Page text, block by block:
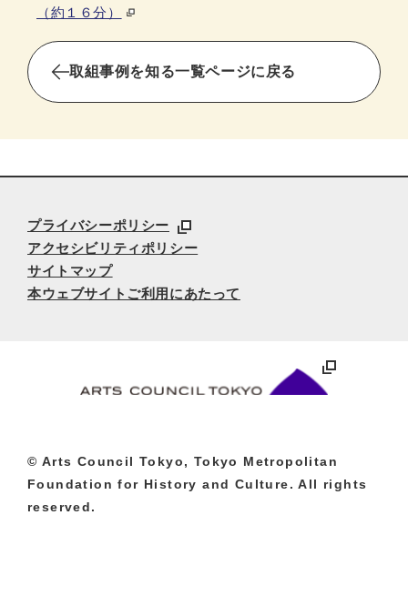
（約１６分）
取組事例を知る一覧ページに戻る
プライバシーポリシー
アクセシビリティポリシー
サイトマップ
本ウェブサイトご利用にあたって
© Arts Council Tokyo, Tokyo Metropolitan
Foundation for History and Culture. All rights
reserved.